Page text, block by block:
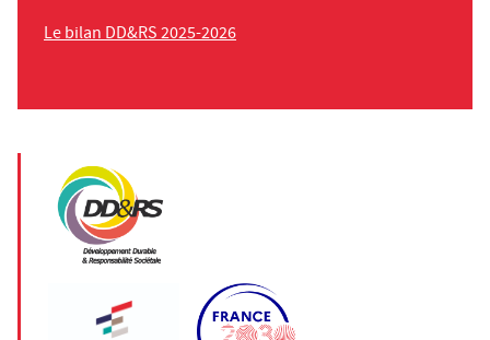
Le bilan DD&RS 2025-2026